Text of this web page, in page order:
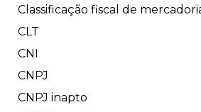
Classificação fiscal de
CLT
CNI
CNPJ
CNPJ inapto